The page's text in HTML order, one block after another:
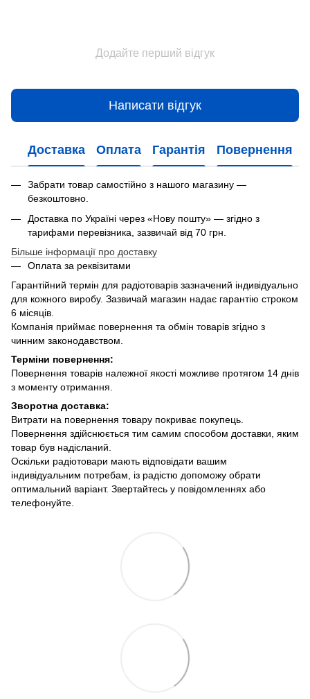
Додайте перший відгук
Написати відгук
Доставка Оплата Гарантія Повернення
Забрати товар самостійно з нашого магазину —
безкоштовно.
Доставка по Україні через «Нову пошту» — згідно з
тарифами перевізника, зазвичай від 70 грн.
Більше інформації про доставку
Оплата за реквізитами
Гарантійний термін для радіотоварів зазначений індивідуально
для кожного виробу. Зазвичай магазин надає гарантію строком
6 місяців.
Компанія приймає повернення та обмін товарів згідно з
чинним законодавством.
Терміни повернення:
Повернення товарів належної якості можливе протягом 14 днів
з моменту отримання.
Зворотна доставка:
Витрати на повернення товару покриває покупець.
Повернення здійснюється тим самим способом доставки, яким
товар був надісланий.
Оскільки радіотовари мають відповідати вашим
індивідуальним потребам, із радістю допоможу обрати
оптимальний варіант. Звертайтесь у повідомленнях або
телефонуйте.